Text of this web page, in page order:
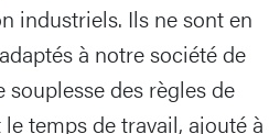
industriels. Ils ne sont en
à notre société de
des règles de
temps de travail, ajouté à